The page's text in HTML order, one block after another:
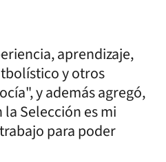
aprendizaje,
y otros
y además agregó,
Selección es mi
para poder